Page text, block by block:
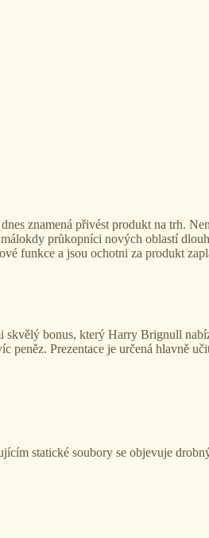
znamená přivést produkt na trh.
průkopníci nových oblastí
funkce a jsou ochotni za produkt
skvělý bonus, který Harry Brignull
peněz. Prezentace je určená hlavně
statické soubory se objevuje